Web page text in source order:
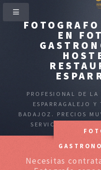
EN
PROFESIONAL DE
ESPARRAGALEJO
BADAJOZ. PRECIOS
SERVICIOS PARA
Necesitas